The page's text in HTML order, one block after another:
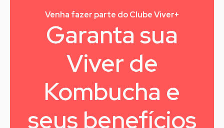
Venha fazer parte do Clube Viver+
Garanta sua
Viver de
Kombucha e
seus benefícios